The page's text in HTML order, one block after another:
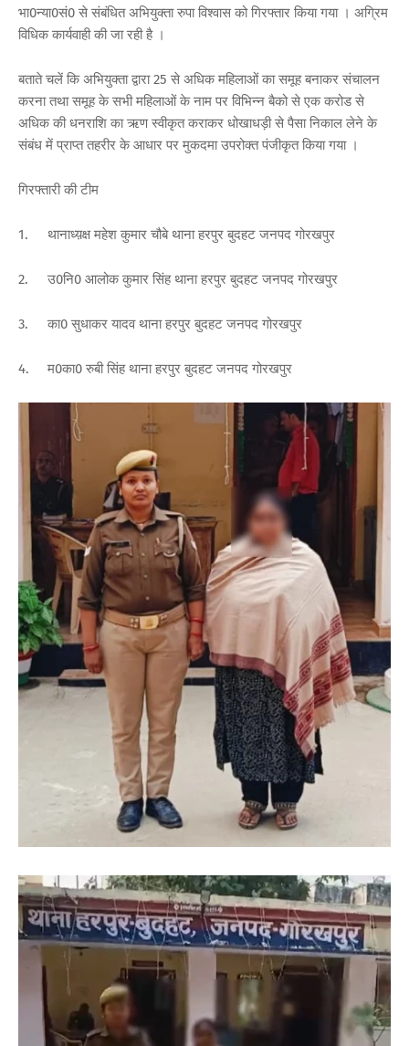
भा0न्या0सं0 से संबंधित अभियुक्ता रुपा विश्वास को गिरफ्तार किया गया । अग्रिम
विधिक कार्यवाही की जा रही है ।
बताते चलें कि अभियुक्ता द्वारा 25 से अधिक महिलाओं का समूह बनाकर संचालन
करना तथा समूह के सभी महिलाओं के नाम पर विभिन्न बैको से एक करोड से
अधिक की धनराशि का ऋण स्वीकृत कराकर धोखाधड़ी से पैसा निकाल लेने के
संबंध में प्राप्त तहरीर के आधार पर मुकदमा उपरोक्त पंजीकृत किया गया ।
गिरफ्तारी की टीम
1. थानाध्य़क्ष महेश कुमार चौबे थाना हरपुर बुदहट जनपद गोरखपुर
2. उ0नि0 आलोक कुमार सिंह थाना हरपुर बुदहट जनपद गोरखपुर
3. का0 सुधाकर यादव थाना हरपुर बुदहट जनपद गोरखपुर
4. म0का0 रुबी सिंह थाना हरपुर बुदहट जनपद गोरखपुर